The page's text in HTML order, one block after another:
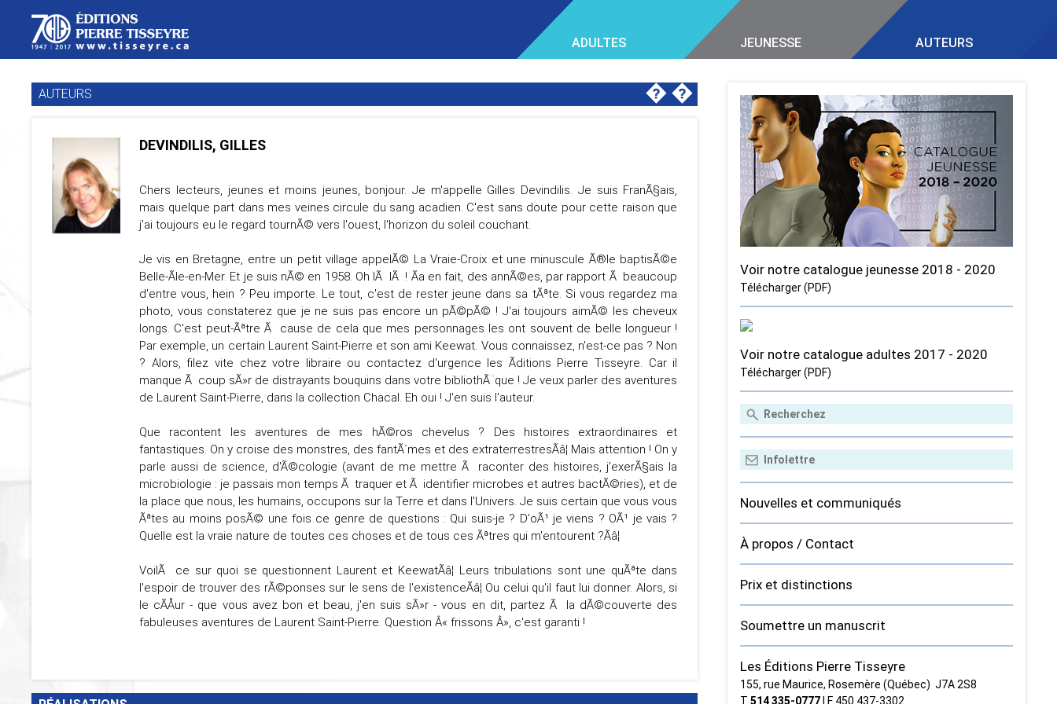
ADULTES JEUNESSE AUTEURS
AUTEURS ��
DEVINDILIS, GILLES
Chers lecteurs, jeunes et moins jeunes, bonjour. Je m'appelle Gilles Devindilis. Je suis FranÃ§ais,
mais quelque part dans mes veines circule du sang acadien. C'est sans doute pour cette raison que
j'ai toujours eu le regard tournÃ© vers l'ouest, l'horizon du soleil couchant.
Je vis en Bretagne, entre un petit village appelÃ© La Vraie-Croix et une minuscule Ã®le baptisÃ©e
Belle-Ãle-en-Mer. Et je suis nÃ© en 1958. Oh lÃ lÃ ! Ãa en fait, des annÃ©es, par rapport Ã beaucoup
d'entre vous, hein ? Peu importe. Le tout, c'est de rester jeune dans sa tÃªte. Si vous regardez ma
photo, vous constaterez que je ne suis pas encore un pÃ©pÃ© ! J'ai toujours aimÃ© les cheveux
longs. C'est peut-Ãªtre Ã cause de cela que mes personnages les ont souvent de belle longueur !
Par exemple, un certain Laurent Saint-Pierre et son ami Keewat. Vous connaissez, n'est-ce pas ? Non
? Alors, filez vite chez votre libraire ou contactez d'urgence les Ãditions Pierre Tisseyre. Car il
manque Ã coup sÃ»r de distrayants bouquins dans votre bibliothÃ¨que ! Je veux parler des aventures
de Laurent Saint-Pierre, dans la collection Chacal. Eh oui ! J'en suis l'auteur.
Que racontent les aventures de mes hÃ©ros chevelus ? Des histoires extraordinaires et
fantastiques. On y croise des monstres, des fantÃ´mes et des extraterrestresÃâ¦ Mais attention ! On y
parle aussi de science, d'Ã©cologie (avant de me mettre Ã raconter des histoires, j'exerÃ§ais la
microbiologie : je passais mon temps Ã traquer et Ã identifier microbes et autres bactÃ©ries), et de
la place que nous, les humains, occupons sur la Terre et dans l'Univers. Je suis certain que vous vous
Ãªtes au moins posÃ© une fois ce genre de questions : Qui suis-je ? D'oÃ¹ je viens ? OÃ¹ je vais ?
Quelle est la vraie nature de toutes ces choses et de tous ces Ãªtres qui m'entourent ?Ãâ¦
VoilÃ ce sur quoi se questionnent Laurent et KeewatÃâ¦ Leurs tribulations sont une quÃªte dans
l'espoir de trouver des rÃ©ponses sur le sens de l'existenceÃâ¦ Ou celui qu'il faut lui donner. Alors, si
le cÃÅur - que vous avez bon et beau, j'en suis sÃ»r - vous en dit, partez Ã la dÃ©couverte des
fabuleuses aventures de Laurent Saint-Pierre. Question Â« frissons Â», c'est garanti !
Voir notre catalogue jeunesse 2018 - 2020
Télécharger (PDF)
Voir notre catalogue adultes 2017 - 2020
Télécharger (PDF)
Nouvelles et communiqués
À propos / Contact
Prix et distinctions
Soumettre un manuscrit
Les Éditions Pierre Tisseyre
155, rue Maurice, Rosemère (Québec) J7A 2S8
T 514 335‑0777| F 450 437‑3302